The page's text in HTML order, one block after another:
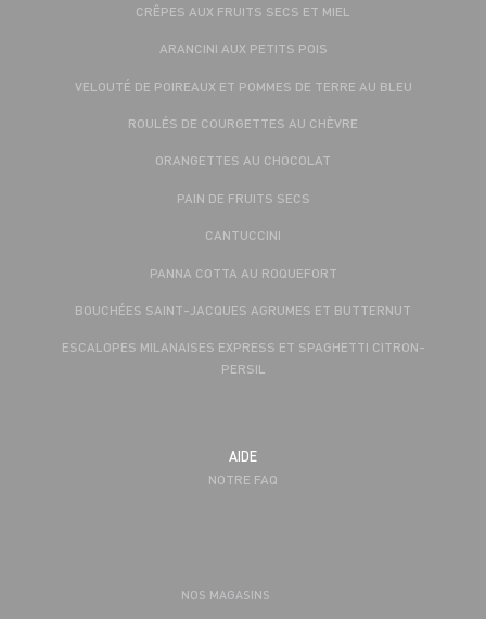
CRÊPES AUX FRUITS SECS ET MIEL
ARANCINI AUX PETITS POIS
VELOUTÉ DE POIREAUX ET POMMES DE TERRE AU BLEU
ROULÉS DE COURGETTES AU CHÈVRE
ORANGETTES AU CHOCOLAT
PAIN DE FRUITS SECS
CANTUCCINI
PANNA COTTA AU ROQUEFORT
BOUCHÉES SAINT-JACQUES AGRUMES ET BUTTERNUT
ESCALOPES MILANAISES EXPRESS ET SPAGHETTI CITRON-
PERSIL
AIDE
NOTRE FAQ
NOS MAGASINS